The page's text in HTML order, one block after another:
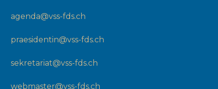
agenda@vss-fds.ch
praesidentin@vss-fds.ch
sekretariat@vss-fds.ch
webmaster@vss-fds.ch